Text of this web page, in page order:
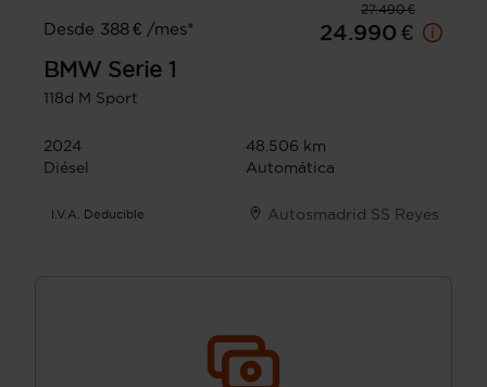
27.490 €
Desde 388 € /mes*
24.990 €
BMW Serie 1
118d M Sport
2024
48.506 km
Diésel
Automática
I.V.A. Deducible Autosmadrid SS Reyes